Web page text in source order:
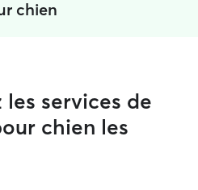
chien
services de
chien les